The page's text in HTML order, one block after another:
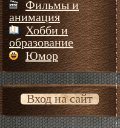
Фильмы и
анимация
Хобби и
образование
Юмор
Вход на сайт